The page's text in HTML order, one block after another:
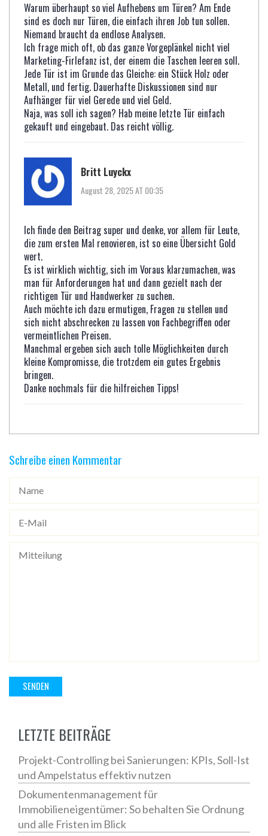
Warum überhaupt so viel Aufhebens um Türen? Am Ende
sind es doch nur Türen, die einfach ihren Job tun sollen.
Niemand braucht da endlose Analysen.
Ich frage mich oft, ob das ganze Vorgeplänkel nicht viel
Marketing-Firlefanz ist, der einem die Taschen leeren soll.
Jede Tür ist im Grunde das Gleiche: ein Stück Holz oder
Metall, und fertig. Dauerhafte Diskussionen sind nur
Aufhänger für viel Gerede und viel Geld.
Naja, was soll ich sagen? Hab meine letzte Tür einfach
gekauft und eingebaut. Das reicht völlig.
Britt Luyckx
August 28, 2025 AT 00:35
Ich finde den Beitrag super und denke, vor allem für Leute,
die zum ersten Mal renovieren, ist so eine Übersicht Gold
wert.
Es ist wirklich wichtig, sich im Voraus klarzumachen, was
man für Anforderungen hat und dann gezielt nach der
richtigen Tür und Handwerker zu suchen.
Auch möchte ich dazu ermutigen, Fragen zu stellen und
sich nicht abschrecken zu lassen von Fachbegriffen oder
vermeintlichen Preisen.
Manchmal ergeben sich auch tolle Möglichkeiten durch
kleine Kompromisse, die trotzdem ein gutes Ergebnis
bringen.
Danke nochmals für die hilfreichen Tipps!
Schreibe einen Kommentar
LETZTE BEITRÄGE
Projekt-Controlling bei Sanierungen: KPIs, Soll-Ist
und Ampelstatus effektiv nutzen
Dokumentenmanagement für
Immobilieneigentümer: So behalten Sie Ordnung
und alle Fristen im Blick